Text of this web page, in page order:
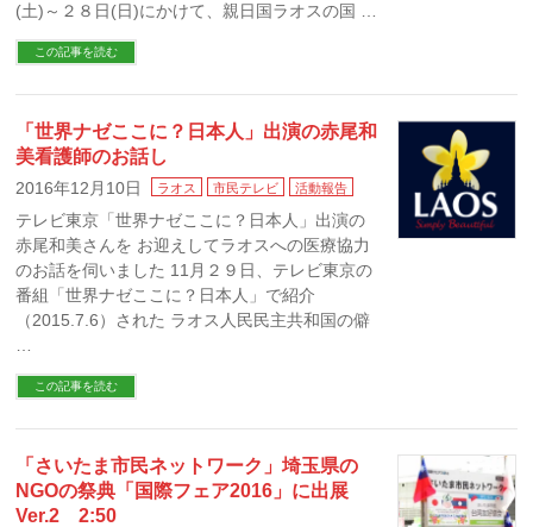
(土)～２８日(日)にかけて、親日国ラオスの国 …
この記事を読む
「世界ナゼここに？日本人」出演の赤尾和
美看護師のお話し
2016年12月10日 ラオス 市民テレビ 活動報告
テレビ東京「世界ナゼここに？日本人」出演の
赤尾和美さんを お迎えしてラオスへの医療協力
のお話を伺いました 11月２９日、テレビ東京の
番組「世界ナゼここに？日本人」で紹介
（2015.7.6）された ラオス人民民主共和国の僻
この記事を読む
「さいたま市民ネットワーク」埼玉県の
NGOの祭典「国際フェア2016」に出展
Ver.2 2:50